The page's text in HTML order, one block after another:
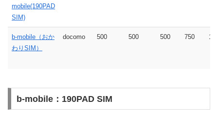
mobile(190PAD
SIM)
b-mobile（おか
わりSIM）
docomo 500 500 500 750
b-mobile：190PAD SIM